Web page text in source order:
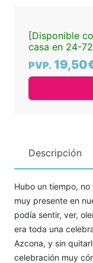
[Disponible
casa en 24-
PVP.
Descripción
Hubo un tiempo,
muy presente en
podía sentir, ver,
era toda una
Azcona, y sin
celebración muy